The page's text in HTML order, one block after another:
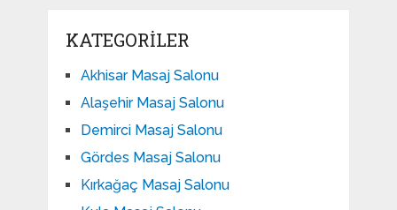
KATEGORILER
Akhisar Masaj Salonu
Alaşehir Masaj Salonu
Demirci Masaj Salonu
Gördes Masaj Salonu
Kırkağaç Masaj Salonu